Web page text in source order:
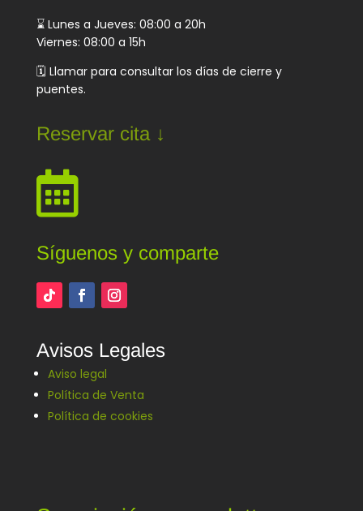
⌛ Lunes a Jueves: 08:00 a 20h
Viernes: 08:00 a 15h
🗓️ Llamar para consultar los días de cierre y
puentes.
Reservar cita ↓

Síguenos y comparte
Avisos Legales
Aviso legal
Política de Venta
Política de cookies